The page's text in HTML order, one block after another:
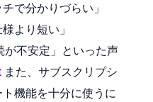
で分かりづらい」
より短い」
が不安定」といった声
また、サブスクリプシ
機能を十分に使うに